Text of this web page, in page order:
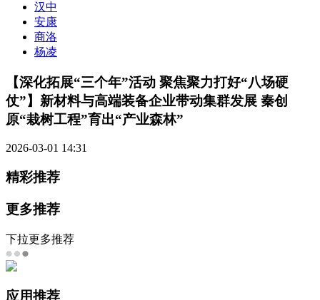
汉中
安康
商洛
杨凌
【深化拓展“三个年”活动 聚焦聚力打好“八场硬
仗”】新材料与高端装备企业带动集群发展 秦创
原“栽树工程”育出“产业森林”
2026-03-01 14:31
精彩推荐
更多推荐
下拉更多推荐
应用推荐